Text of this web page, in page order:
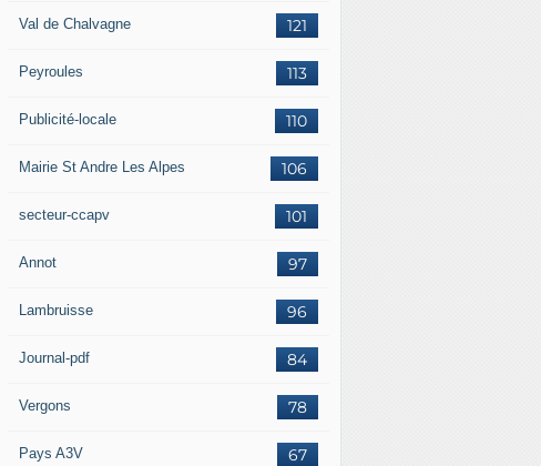
121
Val de Chalvagne
113
Peyroules
110
Publicité-locale
106
Mairie St Andre Les Alpes
101
secteur-ccapv
97
Annot
96
Lambruisse
84
Journal-pdf
78
Vergons
67
Pays A3V